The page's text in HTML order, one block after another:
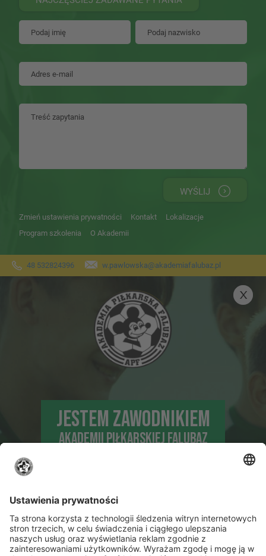
WYŚLIJ
Zmień ustawienia prywatności Kontakt
Lokalizacje
Program szkolenia
O Akademii
48 532824396 w.pawlowska@akademiafalubaz.pl
JESTEM ZAWODNIKIEM
AKADEMII PIŁKARSKIEJ FALUBAZ
NIE JESTEM
ZAWODNIKIEM